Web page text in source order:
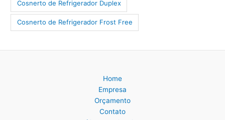
Cosnerto de Refrigerador Duplex
Cosnerto de Refrigerador Frost Free
Home
Empresa
Orçamento
Contato